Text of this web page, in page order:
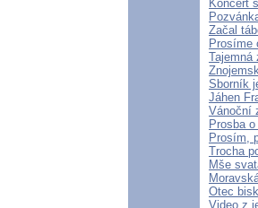
Koncert
Začal
Prosíme
Tajemná
Sborník
Jáhen
Vánoční
Prosba
Prosím,
Trocha
Mše
Otec
Video z